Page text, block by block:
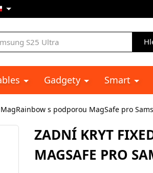
Gadgety Smart
s podporou MagSafe pro
ZADNÍ KRYT
MAGSAFE PRO